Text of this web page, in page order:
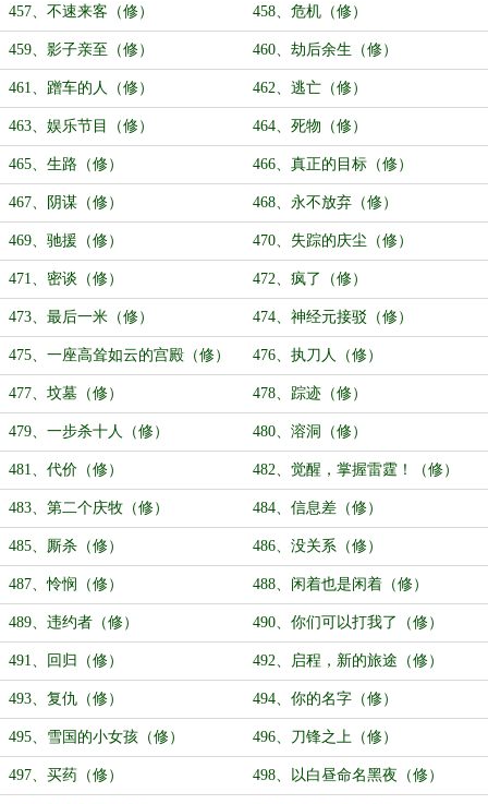
457、不速来客（修） 458、危机（修）
459、影子亲至（修） 460、劫后余生（修）
461、蹭车的人（修） 462、逃亡（修）
463、娱乐节目（修） 464、死物（修）
465、生路（修） 466、真正的目标（修）
467、阴谋（修） 468、永不放弃（修）
469、驰援（修） 470、失踪的庆尘（修）
471、密谈（修） 472、疯了（修）
473、最后一米（修） 474、神经元接驳（修）
475、一座高耸如云的宫殿（修） 476、执刀人（修）
477、坟墓（修） 478、踪迹（修）
479、一步杀十人（修） 480、溶洞（修）
481、代价（修） 482、觉醒，掌握雷霆！（修）
483、第二个庆牧（修） 484、信息差（修）
485、厮杀（修） 486、没关系（修）
487、怜悯（修） 488、闲着也是闲着（修）
489、违约者（修） 490、你们可以打我了（修）
491、回归（修） 492、启程，新的旅途（修）
493、复仇（修） 494、你的名字（修）
495、雪国的小女孩（修） 496、刀锋之上（修）
497、买药（修） 498、以白昼命名黑夜（修）